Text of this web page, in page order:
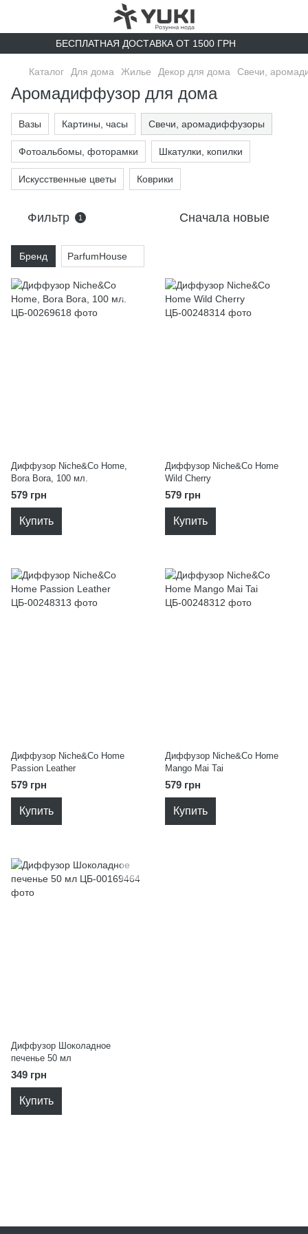
БЕСПЛАТНАЯ ДОСТАВКА ОТ 1500 ГРН
Каталог Для дома Жилье Декор для дома Свечи,
Аромадиффузор для дома
Вазы Картины, часы Свечи, аромадиффузоры
Фотоальбомы, фоторамки Шкатулки, копилки
Искусственные цветы Коврики
Фильтр 1 Сначала новые
Бренд ParfumHouse
Диффузор Niche&Co Home,
Bora Bora, 100 мл.
579 грн
Купить
Диффузор Niche&Co Home
Wild Cherry
579 грн
Купить
Диффузор Niche&Co Home
Passion Leather
579 грн
Купить
Диффузор Niche&Co Home
Mango Mai Tai
579 грн
Купить
Диффузор Шоколадное
печенье 50 мл
349 грн
Купить